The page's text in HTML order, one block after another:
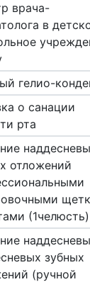
врача-
в
гелио-
о санации
рта
отложений
(1челюсть)
зубных
(ручной